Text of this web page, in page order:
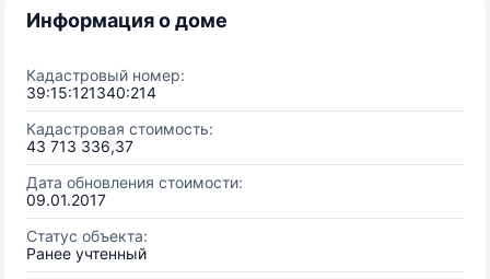
Информация о доме
Кадастровый номер:
39:15:121340:214
Кадастровая стоимость:
43 713 336,37
Дата обновления стоимости:
09.01.2017
Статус объекта:
Ранее учтенный